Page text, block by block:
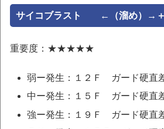
サイコブラスト ←（溜め）→
重要度：★★★★★
弱ー発生：１２Ｆ ガード硬直
中ー発生：１５Ｆ ガード硬直
強ー発生：１９Ｆ ガード硬直